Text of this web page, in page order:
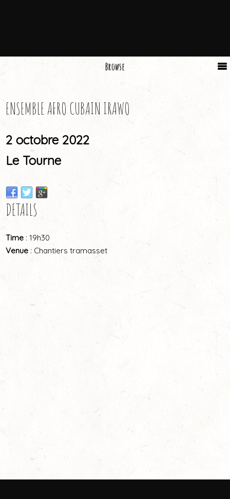
Browse
ENSEMBLE AFRO CUBAIN IRAWO
2 octobre 2022
Le Tourne
DETAILS
Time : 19h30
Venue : Chantiers tramasset